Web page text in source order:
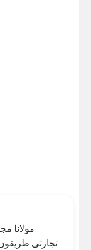
مولانا
تجارتی